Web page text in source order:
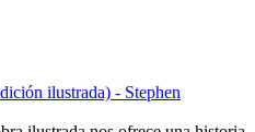
ilustrada) - Stephen